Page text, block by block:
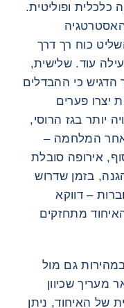
כלכלית ופוליטית.
כוח רך דרך
עוד. שלישית,
הדגיש כי ההבדלים
יצרו פערים
יותר בגז הרוסי,
המלחמה –
אירופה סובלת
בזמן שדרוש
– דווקא
מתחזקים
גם מול
מעריך שכיוון
של האיחוד, ניתן